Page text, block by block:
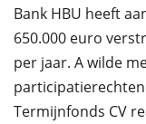
Bank HBU heeft
650.000 euro
per jaar. A wilde
participatierechten
Termijnfonds CV